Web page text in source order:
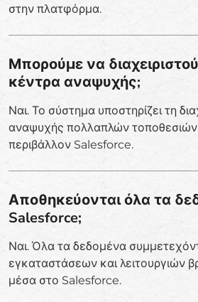
στην πλατφόρμα.
Μπορούμε να
κέντρα αναψυχής;
Ναι. Το σύστημα υποστηρίζει τη
αναψυχής πολλαπλών
περιβάλλον Salesforce.
Αποθηκεύονται όλα τα
Salesforce;
Ναι. Όλα τα δεδομένα
εγκαταστάσεων και λειτουργιών
μέσα στο Salesforce.